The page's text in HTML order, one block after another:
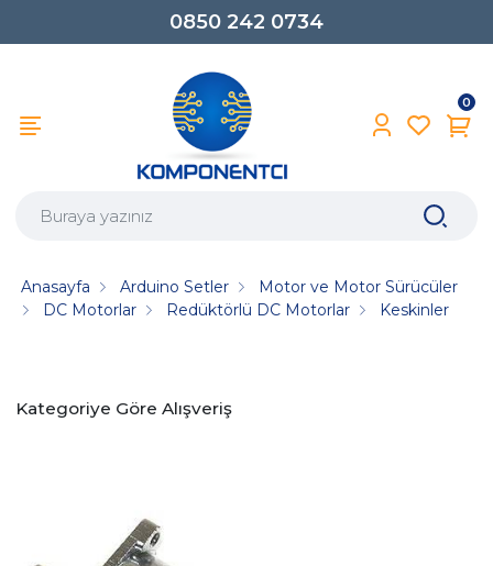
0850 242 0734
0
Anasayfa Arduino Setler
Motor ve Motor Sürücüler
DC Motorlar
Redüktörlü DC Motorlar Keskinler
Kategoriye Göre Alışveriş